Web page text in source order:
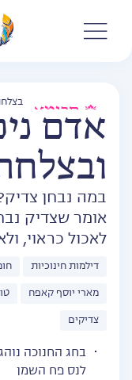
חכימא
אדם
במה נבחן
אומר שצדיק
לאכול כראוי,
דילמות חינוכיות
מארי יוסף קאפח
צדיקים
בחג החנוכה
לנס פח השמן